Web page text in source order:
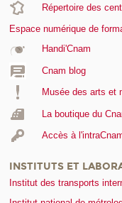
Répertoire des
Espace numérique de
Handi'Cnam
Cnam blog
Musée des arts et
La boutique du
Accès à
INSTITUTS ET
Institut des transports